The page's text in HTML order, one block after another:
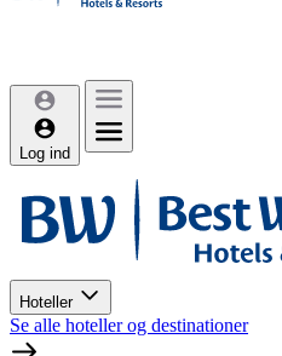
Log ind
Hoteller
Se alle hoteller og destinationer